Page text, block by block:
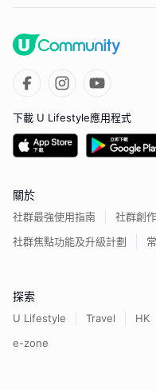
下載 U Lifestyle應用程式
關於
社群最強使用指南
社群創
社群焦點功能及升級計劃
探索
U Lifestyle Travel HK
e-zone